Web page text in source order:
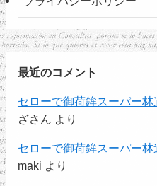
最近のコメント
セローで御荷鉾スーパー
ざさん より
セローで御荷鉾スーパー
maki より